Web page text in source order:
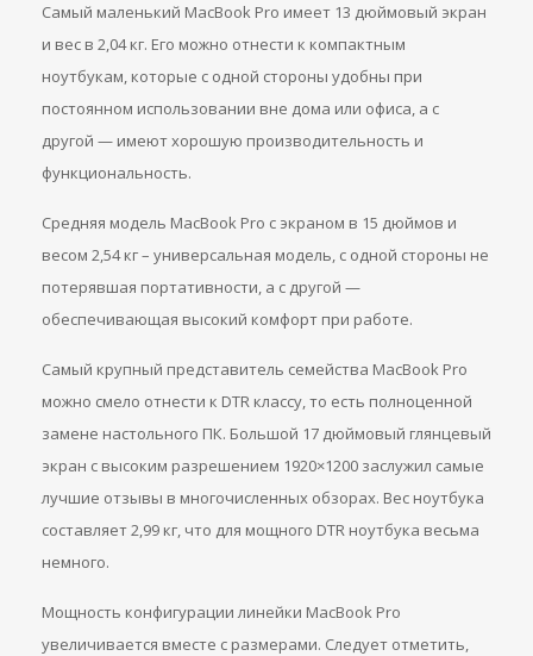
Самый маленький MacBook Pro имеет 13 дюймовый экран
и вес в 2,04 кг. Его можно отнести к компактным
ноутбукам, которые с одной стороны удобны при
постоянном использовании вне дома или офиса, а с
другой — имеют хорошую производительность и
функциональность.
Средняя модель MacBook Pro с экраном в 15 дюймов и
весом 2,54 кг – универсальная модель, с одной стороны не
потерявшая портативности, а с другой —
обеспечивающая высокий комфорт при работе.
Самый крупный представитель семейства MacBook Pro
можно смело отнести к DTR классу, то есть полноценной
замене настольного ПК. Большой 17 дюймовый глянцевый
экран с высоким разрешением 1920×1200 заслужил самые
лучшие отзывы в многочисленных обзорах. Вес ноутбука
составляет 2,99 кг, что для мощного DTR ноутбука весьма
немного.
Мощность конфигурации линейки MacBook Pro
увеличивается вместе с размерами. Следует отметить,